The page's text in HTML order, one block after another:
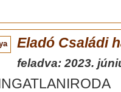
Eladó Családi
feladva: 2023.